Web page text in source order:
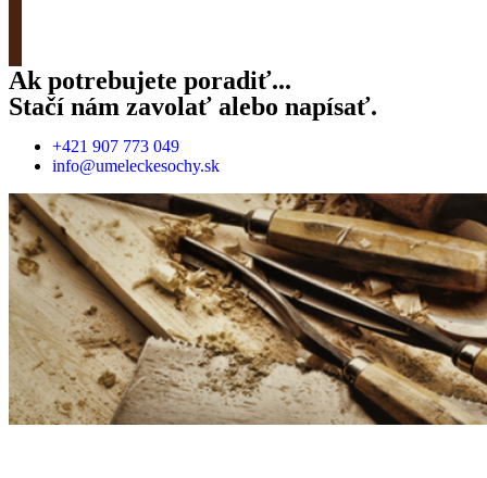
Ak potrebujete poradiť...
Stačí nám zavolať alebo napísať.
+421 907 773 049
info@umeleckesochy.sk